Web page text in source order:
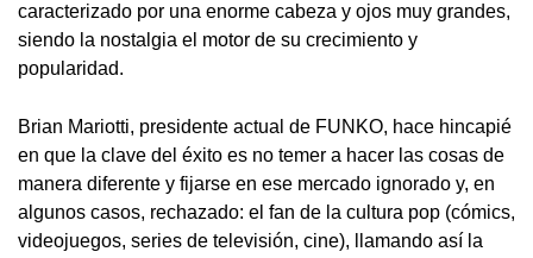
caracterizado por una enorme cabeza y ojos muy grandes,
siendo la nostalgia el motor de su crecimiento y
popularidad.
Brian Mariotti, presidente actual de FUNKO, hace hincapié
en que la clave del éxito es no temer a hacer las cosas de
manera diferente y fijarse en ese mercado ignorado y, en
algunos casos, rechazado: el fan de la cultura pop (cómics,
videojuegos, series de televisión, cine), llamando así la